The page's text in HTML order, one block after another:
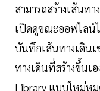
สามารถสร้างเส้นทา
เปิดดูขณะออฟไลน์
บันทึกเส้นทางเดิน
ทางเดินที่สร้างขึ้นเ
Library แบบใหม่ห